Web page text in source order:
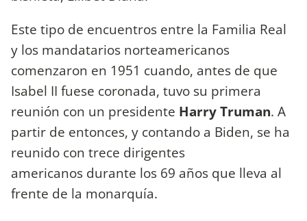
Este tipo de encuentros entre la Familia Real
y los mandatarios norteamericanos
comenzaron en 1951 cuando, antes de que
Isabel II fuese coronada, tuvo su primera
reunión con un presidente Harry Truman. A
partir de entonces, y contando a Biden, se ha
reunido con trece dirigentes
americanos durante los 69 años que lleva al
frente de la monarquía.